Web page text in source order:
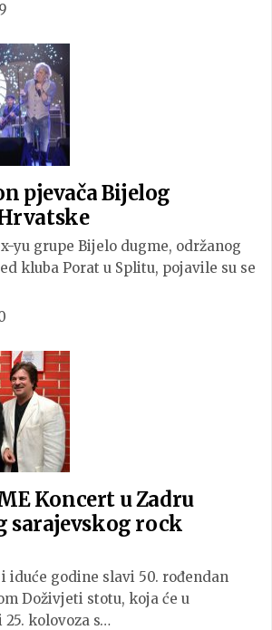
pjevača Bijelog
yu grupe Bijelo dugme, održanog
kluba Porat u Splitu, pojavile su se
Koncert u Zadru
sarajevskog rock
iduće godine slavi 50. rođendan
Doživjeti stotu, koja će u
kolovoza s…